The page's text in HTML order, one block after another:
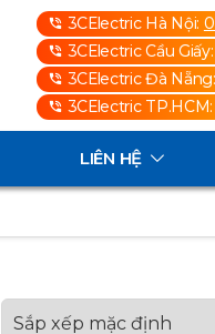
3CElectric Hà Nội:
3CElectric Cầu
3CElectric Đà Nẵng:
3CElectric TP.HCM:
LIÊN HỆ